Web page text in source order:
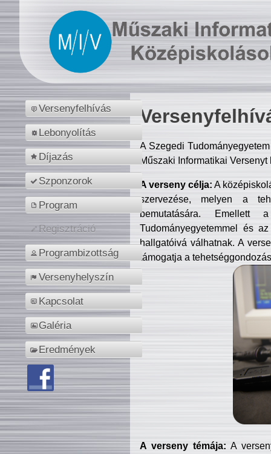
Versenyfelhívás
Lebonyolítás
Díjazás
Szponzorok
Program
Regisztráció
Programbizottság
Versenyhelyszín
Kapcsolat
Galéria
Eredmények
A Szegedi
Műszaki Informatikai
A verseny célja: A
szervezése, melyen a
bemutatására. Emellett
Tudományegyetemmel és
hallgatóivá válhatnak. A
támogatja a
A verseny témája: A